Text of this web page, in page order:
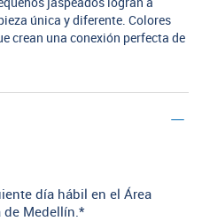
jaspeados logran a
única y diferente. Colores
crean una conexión perfecta de
día hábil en el Área
Medellín.*